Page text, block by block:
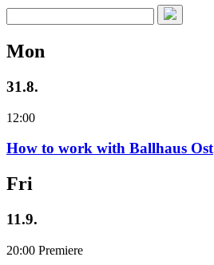
Mon
31.8.
12:00
How to work with Ballhaus Ost
Fri
11.9.
20:00 Premiere